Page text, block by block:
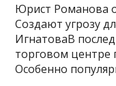
Юрист Романова
Создают угрозу
ИгнатоваВ
торговом центре
Особенно